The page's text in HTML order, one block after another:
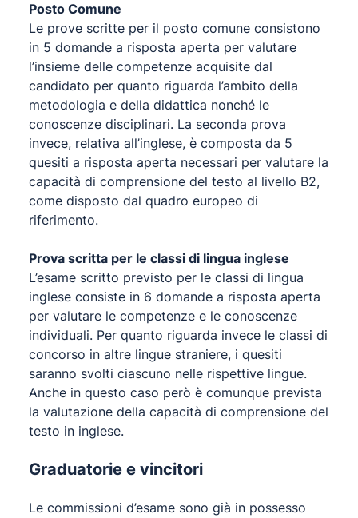
Posto Comune
Le prove scritte per il posto comune consistono
in 5 domande a risposta aperta per valutare
l’insieme delle competenze acquisite dal
candidato per quanto riguarda l’ambito della
metodologia e della didattica nonché le
conoscenze disciplinari. La seconda prova
invece, relativa all’inglese, è composta da 5
quesiti a risposta aperta necessari per valutare la
capacità di comprensione del testo al livello B2,
come disposto dal quadro europeo di
riferimento.
Prova scritta per le classi di lingua inglese
L’esame scritto previsto per le classi di lingua
inglese consiste in 6 domande a risposta aperta
per valutare le competenze e le conoscenze
individuali. Per quanto riguarda invece le classi di
concorso in altre lingue straniere, i quesiti
saranno svolti ciascuno nelle rispettive lingue.
Anche in questo caso però è comunque prevista
la valutazione della capacità di comprensione del
testo in inglese.
Graduatorie e vincitori
Le commissioni d’esame sono già in possesso